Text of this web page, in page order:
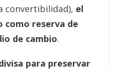
convertibilidad), el
como reserva de
de cambio.
para preservar